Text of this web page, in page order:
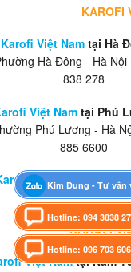
KAROFI
Karofi Việt Nam tại Hà
Hà Đông - Hà Nội
838 278
Việt Namtại Phú
Phú Lương - Hà
885 6600
Việt Nam tại Yên
KAROFI
Việt Namtại Nam
Kim Dung - Tư vấn
Hotline: 094 3838
Hotline: 096 703